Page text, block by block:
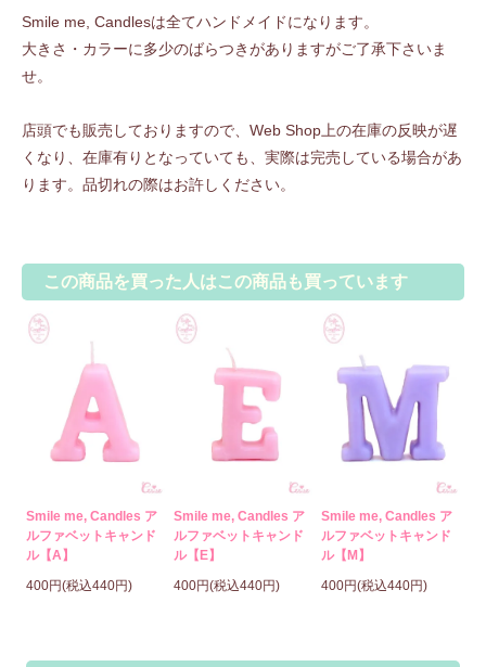
Smile me, Candlesは全てハンドメイドになります。
大きさ・カラーに多少のばらつきがありますがご了承下さいま
せ。
店頭でも販売しておりますので、Web Shop上の在庫の反映が遅
くなり、在庫有りとなっていても、実際は完売している場合があ
ります。品切れの際はお許しください。
この商品を買った人はこの商品も買っています
Smile me, Candles ア
ルファベットキャンド
ル【A】
400円(税込440円)
Smile me, Candles ア
ルファベットキャンド
ル【E】
400円(税込440円)
Smile me, Candles ア
ルファベットキャンド
ル【M】
400円(税込440円)